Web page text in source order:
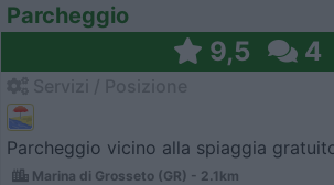
Parcheggio
9,5 4
Parcheggio vicino alla spiaggia
Marina di Grosseto (GR) - 2.1km